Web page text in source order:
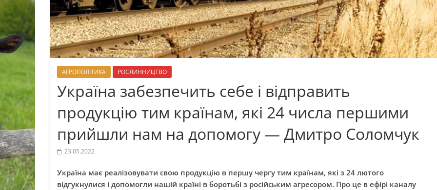
АГРОПОЛІТИКА РОСЛИННИЦТВО
Україна забезпечить себе і відправить
продукцію тим країнам, які 24 числа першими
прийшли нам на допомогу — Дмитро Соломчук
23.05.2022
Україна має реалізовувати свою продукцію в першу чергу тим країнам, які з 24 лютого
відгукнулися і допомогли нашій країні в боротьбі з російським агресором. Про це в ефірі каналу